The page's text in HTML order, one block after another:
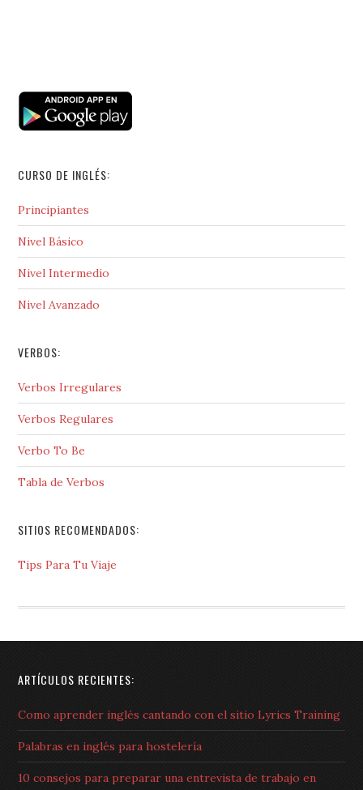
CURSO DE INGLÉS:
Principiantes
Nivel Básico
Nivel Intermedio
Nivel Avanzado
VERBOS:
Verbos Irregulares
Verbos Regulares
Verbo To Be
Tabla de Verbos
SITIOS RECOMENDADOS:
Tips Para Tu Viaje
ARTÍCULOS RECIENTES:
Como aprender inglés cantando con el sitio Lyrics Training
Palabras en inglés para hostelería
10 consejos para preparar una entrevista de trabajo en